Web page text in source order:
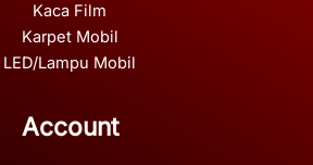
Kaca Film
Karpet Mobil
LED/Lampu Mobil
Account